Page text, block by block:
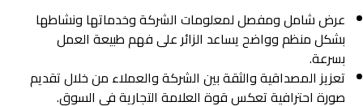
عرض شامل ومفصل لمعلومات الشركة وخدماتها ونشاطها
بشكل منظم وواضح يساعد الزائر على فهم طبيعة العمل
بسرعة.
تعزيز المصداقية والثقة بين الشركة والعملاء من خلال تقديم
صورة احترافية تعكس قوة العلامة التجارية في السوق.